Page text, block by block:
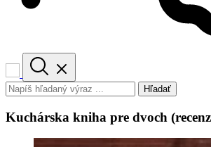
Hľadať
Kuchárska kniha pre dvoch